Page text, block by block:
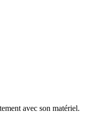
avec son matériel.